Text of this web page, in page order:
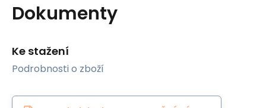
Dokumenty
Ke stažení
Podrobnosti o zboží